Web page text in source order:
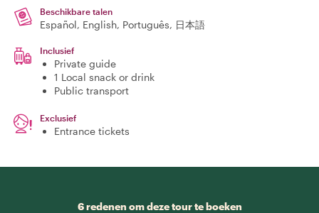
Beschikbare talen
Español, English, Português, 日本語
Inclusief
Private guide
1 Local snack or drink
Public transport
Exclusief
Entrance tickets
6 redenen om deze tour te boeken